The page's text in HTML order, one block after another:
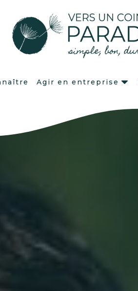
Agir en entreprise